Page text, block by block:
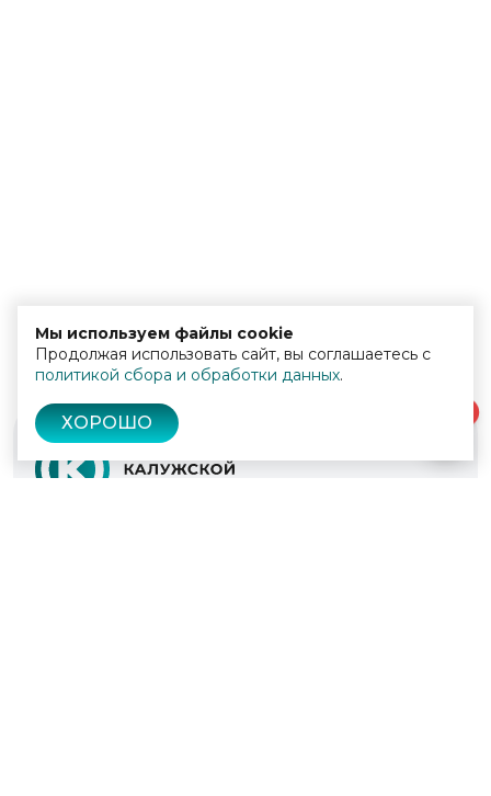
Мы используем файлы cookie
Продолжая использовать сайт, вы соглашаетесь с
политикой сбора и обработки данных.
ХОРОШО